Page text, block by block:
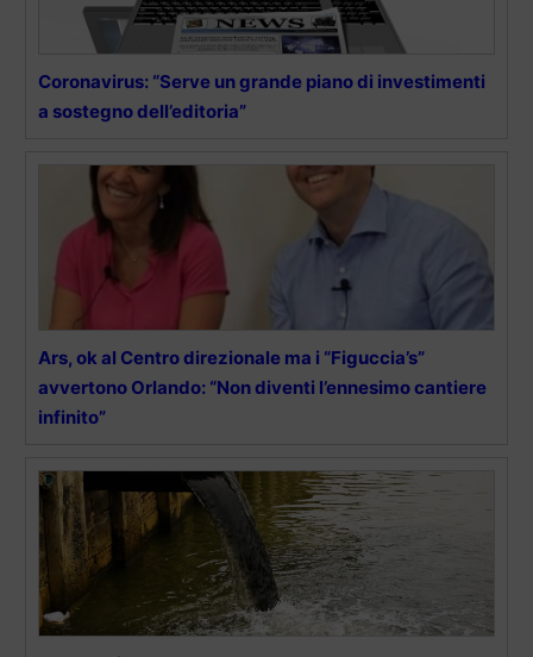
Coronavirus: “Serve un grande piano di investimenti
a sostegno dell’editoria”
Ars, ok al Centro direzionale ma i “Figuccia’s”
avvertono Orlando: “Non diventi l’ennesimo cantiere
infinito”